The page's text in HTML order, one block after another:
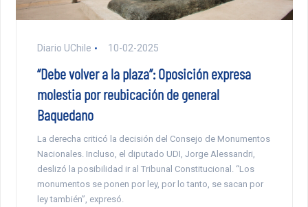
Diario UChile 10-02-2025
“Debe volver a la plaza”: Oposición expresa
molestia por reubicación de general
Baquedano
La derecha criticó la decisión del Consejo de Monumentos
Nacionales. Incluso, el diputado UDI, Jorge Alessandri,
deslizó la posibilidad ir al Tribunal Constitucional. “Los
monumentos se ponen por ley, por lo tanto, se sacan por
ley también”, expresó.